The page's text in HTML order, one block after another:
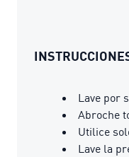
Lave por
Abroche
Utilice
Lave la